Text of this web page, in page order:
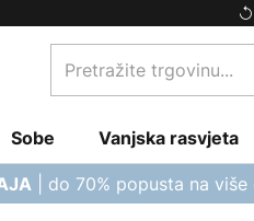
Pretražite
trgovinu...
Sobe Vanjska rasvjeta
| do 70% popusta na